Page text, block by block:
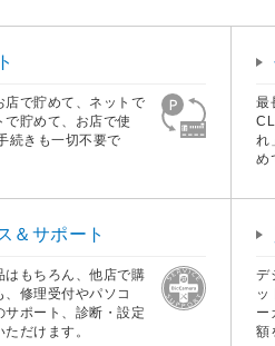
店で貯めて、ネットで
で貯めて、お店で使
続きも一切不要で
最
れ
め
＆サポート
はもちろん、他店で購
、修理受付やパソコ
サポート、診断・設定
だけます。
デ
ッ
ー
額